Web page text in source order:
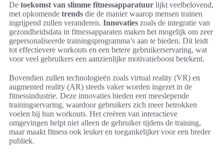
De toekomst van slimme fitnessapparatuur lijkt veelbelovend,
met opkomende trends die de manier waarop mensen trainen
ingrijpend zullen veranderen. Innovaties zoals de integratie van
gezondheidsdata in fitnessapparaten maken het mogelijk om zeer
gepersonaliseerde trainingsprogramma’s aan te bieden. Dit leidt
tot effectievere workouts en een betere gebruikerservaring, wat
voor veel gebruikers een aanzienlijke motivatieboost betekent.
Bovendien zullen technologieën zoals virtual reality (VR) en
augmented reality (AR) steeds vaker worden ingezet in de
fitnessindustrie. Deze innovaties bieden een meeslepende
trainingservaring, waardoor gebruikers zich meer betrokken
voelen bij hun workouts. Het creëren van interactieve
omgevingen helpt niet alleen de gebruiker tijdens de training,
maar maakt fitness ook leuker en toegankelijker voor een breder
publiek.